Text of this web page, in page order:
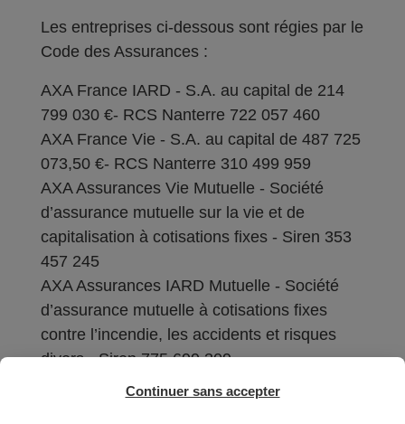
Les entreprises ci-dessous sont régies par le
Code des Assurances :
AXA France IARD - S.A. au capital de 214
799 030 €- RCS Nanterre 722 057 460
AXA France Vie - S.A. au capital de 487 725
073,50 €- RCS Nanterre 310 499 959
AXA Assurances Vie Mutuelle - Société
d’assurance mutuelle sur la vie et de
capitalisation à cotisations fixes - Siren 353
457 245
AXA Assurances IARD Mutuelle - Société
d’assurance mutuelle à cotisations fixes
contre l’incendie, les accidents et risques
divers - Siren 775 699 309
Sièges sociaux : 313 Terrasses de l’Arche –
Continuer sans accepter